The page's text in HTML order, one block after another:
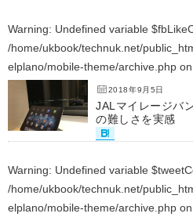
Warning: Undefined variable
/home/ukbook/technuk.net/
elplano/mobile-theme/archive.php
2018年9月5日
JALマイレージバ
の難しさを実感
Warning: Undefined variable
/home/ukbook/technuk.net/
elplano/mobile-theme/archive.php